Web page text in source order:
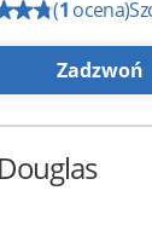
(1 ocena)
Zadzwoń